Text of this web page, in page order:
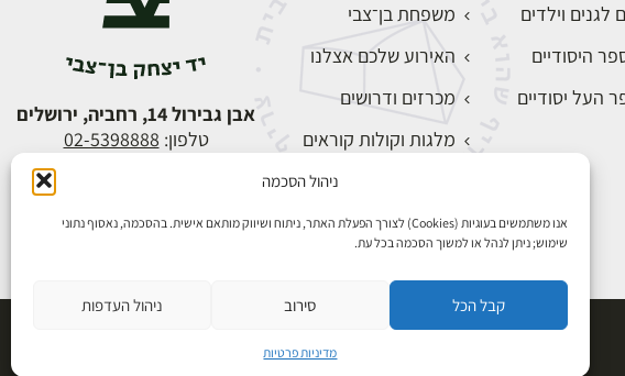
ניהול הסכמה
אנו משתמשים בעוגיות (Cookies) לצורך הפעלת האתר, ניתוח ושיווק מותאם אישית. בהסכמה, נאסוף נתוני
שימוש; ניתן לנהל או למשוך הסכמה בכל עת.
קבל הכל סירוב ניהול העדפות
מדיניות פרטיות
לגנים וילדים
היסודיים
העל יסודיים
משפחת בן־צבי
האירוע שלכם אצלנו
מכרזים ודרושים
מלגות וקולות קוראים
התחברות
אבן גבירול 14, רחביה, ירושלים
טלפון: 02-5398888